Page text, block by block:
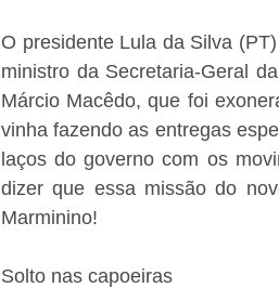
O presidente Lula da Silva
ministro da Secretaria-Geral
Márcio Macêdo, que foi
vinha fazendo as entregas
laços do governo com os
dizer que essa missão do
Marminino!
Solto nas capoeiras